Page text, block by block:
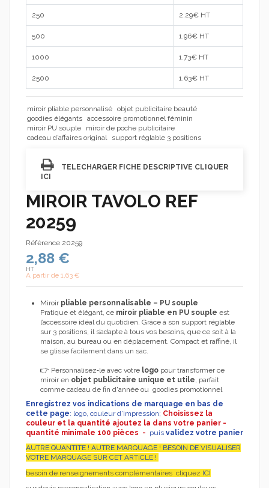
250 2.29€ HT
500 1.96€ HT
1000 1.73€ HT
2500 1.63€ HT
miroir pliable personnalisé objet publicitaire beauté
goodies élégants accessoire promotionnel féminin
miroir PU souple
miroir de poche publicitaire
cadeau d’affaires original
support réglable 3 positions
TELECHARGER FICHE DESCRIPTIVE CLIQUER
ICI
MIROIR TAVOLO REF
20259
Référence 20259
2,88 €
HT
A partir de 1,63 €
Miroirpliable personnalisable – PU souple
Pratique et élégant, ce miroir pliable en PU souple est
l’accessoire idéal du quotidien. Grâce à son support réglable
sur 3 positions, il s’adapte à tous vos besoins, que ce soit à la
maison, au bureau ou en déplacement. Compact et raffiné, il
se glisse facilement dans un sac.
👉 Personnalisez‑le avec votre logo pour transformer ce
miroir en objet publicitaire unique et utile, parfait
comme cadeau de fin d'année ou goodies promotionnel
Enregistrez vos indications de marquage en bas de
cette page: logo, couleur d’impression; Choisissez la
couleur et la quantité ajoutez la dans votre panier -
quantité minimale 100 pièces - puis validez votre panier
AUTRE QUANTITE ! AUTRE MARQUAGE ! BESOIN DE VISUALISER
VOTRE MARQUAGE SUR CET ARTICLE !
besoin de renseignements complémentaires cliquez ICI